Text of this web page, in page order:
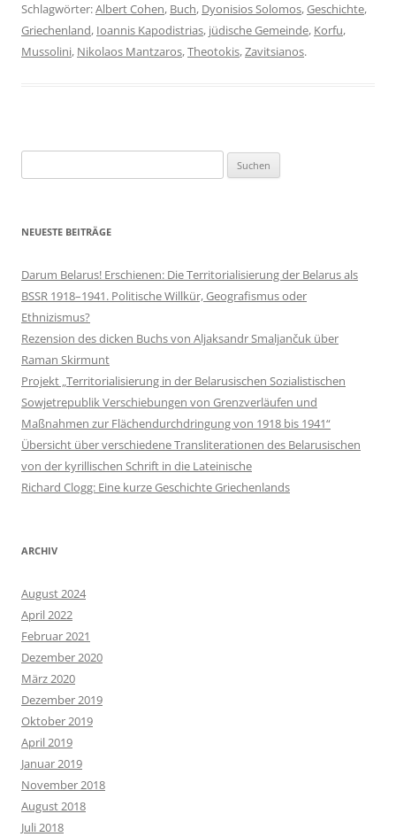
Schlagwörter:Albert Cohen, Buch, Dyonisios Solomos,Geschichte,
Griechenland, Ioannis Kapodistrias, jüdische Gemeinde, Korfu,
Mussolini, Nikolaos Mantzaros,Theotokis,Zavitsianos.
nach:
NEUESTE BEITRÄGE
Darum Belarus! Erschienen: Die Territorialisierung der Belarus als
BSSR 1918–1941. Politische Willkür, Geografismus oder
Ethnizismus?
Rezension des dicken Buchs von Aljaksandr Smaljančuk über
Raman Skirmunt
Projekt „Territorialisierung in der Belarusischen Sozialistischen
Sowjetrepublik Verschiebungen von Grenzverläufen und
Maßnahmen zur Flächendurchdringung von 1918 bis 1941“
Übersicht über verschiedene Transliterationen des Belarusischen
von der kyrillischen Schrift in die Lateinische
Richard Clogg: Eine kurze Geschichte Griechenlands
ARCHIV
August 2024
April 2022
Februar 2021
Dezember 2020
März 2020
Dezember 2019
Oktober 2019
April 2019
Januar 2019
November 2018
August 2018
Juli 2018